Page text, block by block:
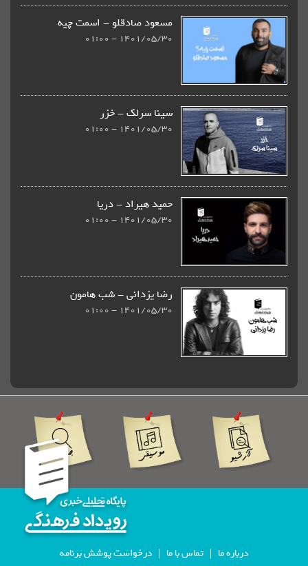
مسعود صادقلو - اسمت چیه
1401/05/30 - 01:00
سینا سرلک - خزر
1401/05/30 - 01:00
حمید هیراد - دریا
1401/05/30 - 01:00
رضا یزدانی - شب هامون
1401/05/30 - 01:00
درباره ما تماس با ما درخواست پوشش برنامه